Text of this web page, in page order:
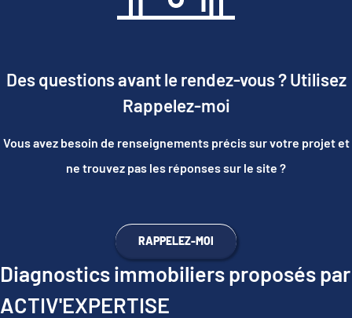
Des questions avant le rendez-vous ? Utilisez
Rappelez-moi
Vous avez besoin de renseignements précis sur votre projet et
ne trouvez pas les réponses sur le site ?
RAPPELEZ-MOI
Diagnostics immobiliers proposés par
ACTIV'EXPERTISE